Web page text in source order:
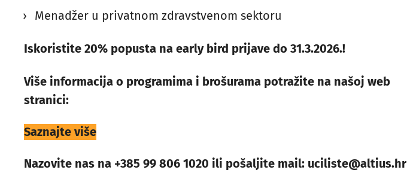
Menadžer u privatnom zdravstvenom sektoru
Iskoristite 20% popusta na early bird prijave do 31.3.2026.!
Više informacija o programima i brošurama potražite na našoj web
stranici:
Saznajte više
Nazovite nas na +385 99 806 1020 ili pošaljite mail: uciliste@altius.hr